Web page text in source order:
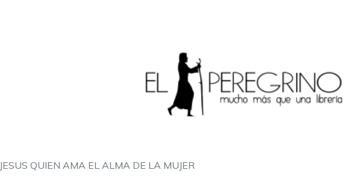
JESUS QUIEN AMA EL ALMA DE LA MUJER